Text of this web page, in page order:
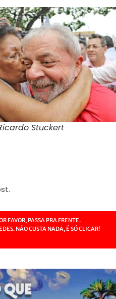
Stuckert
FAVOR, PASSA PRA FRENTE.
NÃO CUSTA NADA, É SÓ CLICAR!